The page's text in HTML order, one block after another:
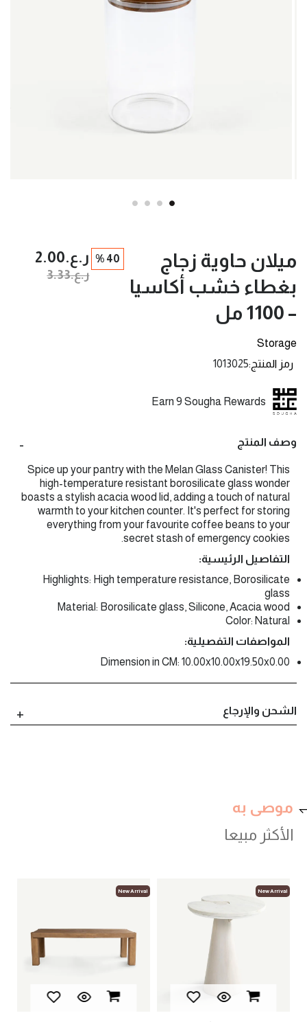
ميلان حاوية زجاج
بغطاء خشب أكاسيا
– 1100 مل
Storage
رمز المنتج 1013025
40 % ر.ع.‏2.00
ر.ع.‏3.33
Earn 9 Sougha Rewards
وصف المنتج
Spice up your pantry with the Melan Glass Canister! This
high-temperature resistant borosilicate glass wonder
boasts a stylish acacia wood lid, adding a touch of natural
warmth to your kitchen counter. It's perfect for storing
everything from your favourite coffee beans to your
secret stash of emergency cookies.
التفاصيل الرئيسية:
Highlights: High temperature resistance, Borosilicate
glass
Material: Borosilicate glass, Silicone, Acacia wood
Color: Natural
المواصفات التفصيلية:
Dimension in CM: 10.00x10.00x19.50x0.00
الشحن والإرجاع
موصى به
New Arrival
New Arrival
الأكثر مبيعا